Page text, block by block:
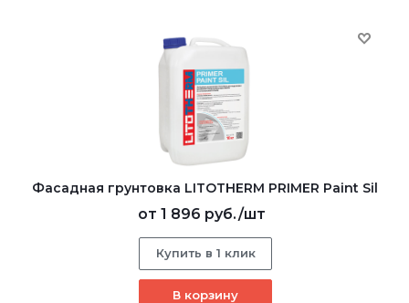
Фасадная грунтовка LITOTHERM PRIMER Paint Sil
от 1 896 руб./шт
Купить в 1 клик
В корзину